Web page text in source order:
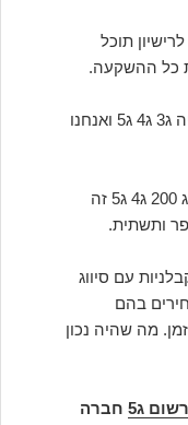
תוכל
כל ההשקעה.
קונים מחפשים בעיקר סיווג 100 בנייה ג3 ג4 ג5 ואנחנו
יש גם ביקוש לקבלן תשתיות עם סיווג 200 ג4 ג5 זה
ותשתית.
עם סיווג
בהם
מה שהיה נכון
ג5
חברה